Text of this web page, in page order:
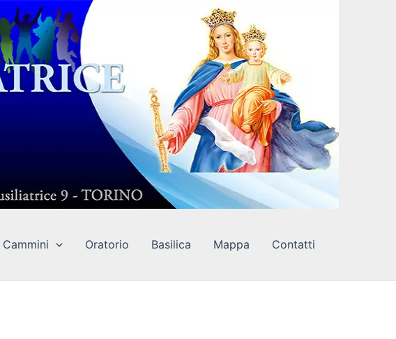
Cammini Oratorio Basilica Mappa Contatti